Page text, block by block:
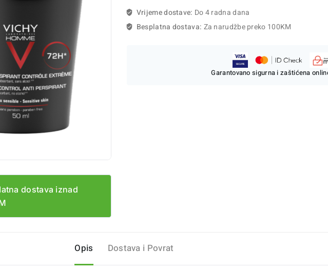
dostava iznad
Vrijeme dostave: Do 4 radna dana
Besplatna dostava: Za narudžbe preko 100KM
Garantovano sigurna i zaštićena
Opis Dostava i Povrat